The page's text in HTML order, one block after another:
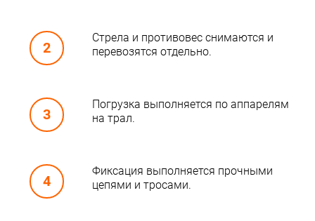
Стрела и противовес снимаются и
перевозятся отдельно.
Погрузка выполняется по аппарелям
на трал.
Фиксация выполняется прочными
цепями и тросами.